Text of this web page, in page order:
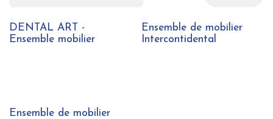
DENTAL ART -
Ensemble mobilier
Ensemble de mobilier
Intercontidental
Ensemble de mobilier